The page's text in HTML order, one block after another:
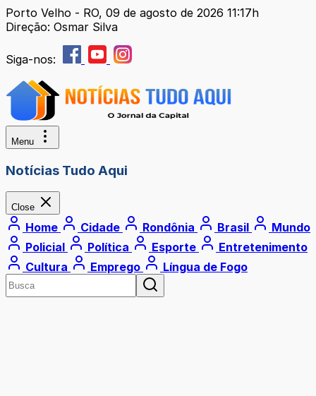
Porto Velho - RO, 09 de agosto de 2026 11:17h
Direção: Osmar Silva
Siga-nos:
Menu
Notícias Tudo Aqui
Close
Home Cidade Rondônia Brasil
Mundo
Policial
Política Esporte
Entretenimento
Cultura
Emprego Língua de Fogo